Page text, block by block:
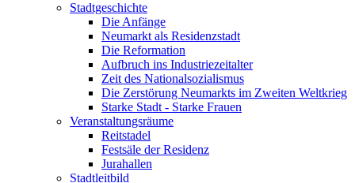
Stadtgeschichte
Die Anfänge
Neumarkt als Residenzstadt
Die Reformation
Aufbruch ins Industriezeitalter
Zeit des Nationalsozialismus
Die Zerstörung Neumarkts im Zweiten Weltkrieg
Starke Stadt - Starke Frauen
Veranstaltungsräume
Reitstadel
Festsäle der Residenz
Jurahallen
Stadtleitbild